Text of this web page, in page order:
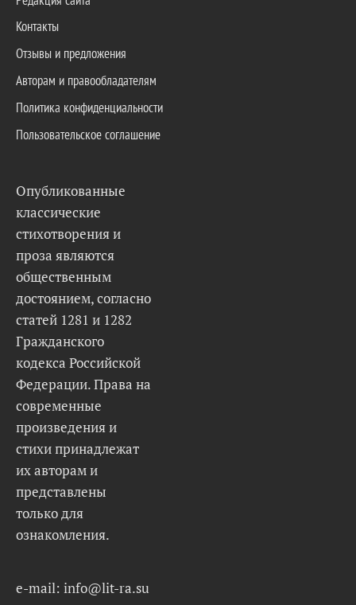
Контакты
Отзывы и предложения
Авторам и правообладателям
Политика конфиденциальности
Пользовательское соглашение
Опубликованные
классические
стихотворения и
проза являются
общественным
достоянием, согласно
статей 1281 и 1282
Гражданского
кодекса Российской
Федерации. Права на
современные
произведения и
стихи принадлежат
их авторам и
представлены
только для
ознакомления.
e-mail: info@lit-ra.su